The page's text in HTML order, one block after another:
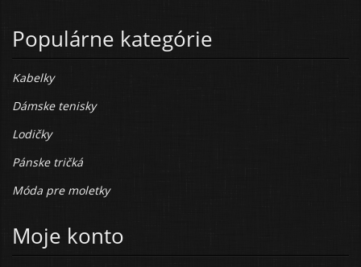
Populárne kategórie
Kabelky
Dámske tenisky
Lodičky
Pánske tričká
Móda pre moletky
Moje konto